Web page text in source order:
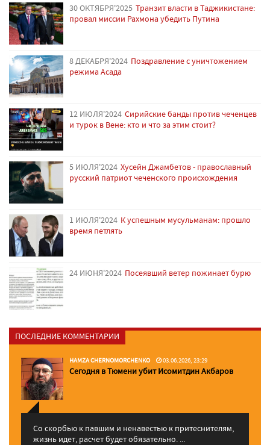
30 ОКТЯБРЯ'2025 Транзит власти в Таджикистане:
провал миссии Рахмона убедить Путина
8 ДЕКАБРЯ'2024 Поздравление с уничтожением
режима Асада
12 ИЮЛЯ'2024 Сирийские банды против чеченцев
и турок в Вене: кто и что за этим стоит?
5 ИЮЛЯ'2024 Хусейн Джамбетов - православный
русский патриот чеченского происхождения
1 ИЮЛЯ'2024 К успешным мусульманам: прошло
время петлять
24 ИЮНЯ'2024 Посеявший ветер пожинает бурю
ПОСЛЕДНИЕ КОММЕНТАРИИ
HAMZA CHERNOMORCHENKO 03.06.2026, 23:29
Сегодня в Тюмени убит Исомитдин Акбаров
Со скорбью к павшим и ненавестью к притеснителям,
жизнь идет, расчет будет обязательно. ...